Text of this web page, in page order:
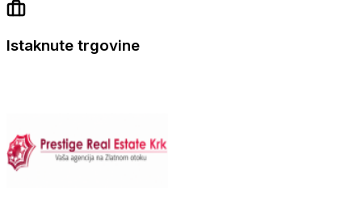
Istaknute trgovine